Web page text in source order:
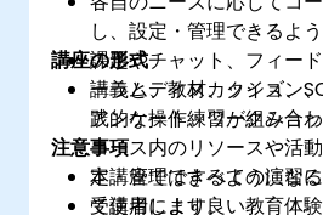
し、設定・管理できるよう
課題やチャット、フィー
ーラム、教材、クイズ、
アンケート、ワークショ
コース内のリソースや活
定・管理できるようにな
受講者により良い教育体
講座の形式
講義とディスカッション
践的な操作練習が組み合
注意事項
本講座ではすべての演習
て使用します。